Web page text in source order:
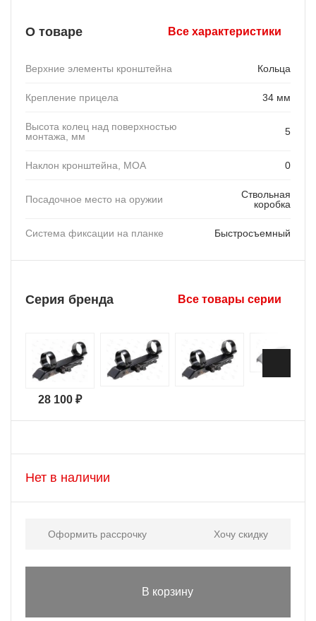
О товаре Все характеристики
Верхние элементы кронштейна Кольца
Крепление прицела 34 мм
Высота колец над поверхностью
монтажа, мм
5
Наклон кронштейна, MOA 0
Посадочное место на оружии
Ствольная
коробка
Система фиксации на планке Быстросъемный
Серия бренда Все товары серии
28 100 ₽
Нет в наличии
Оформить рассрочку Хочу скидку
В корзину